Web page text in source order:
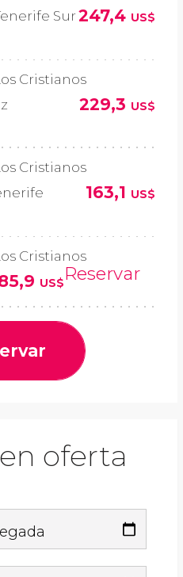
Sur247,4 US$
Cristianos
229,3 US$
Cristianos
163,1 US$
Cristianos
US$Reservar
oferta